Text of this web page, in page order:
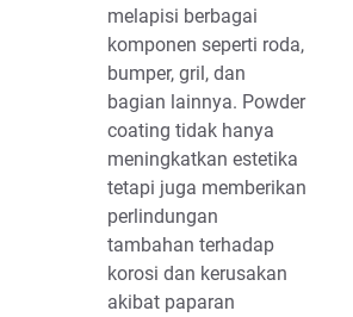
melapisi berbagai
komponen seperti roda,
bumper, gril, dan
bagian lainnya. Powder
coating tidak hanya
meningkatkan estetika
tetapi juga memberikan
perlindungan
tambahan terhadap
korosi dan kerusakan
akibat paparan